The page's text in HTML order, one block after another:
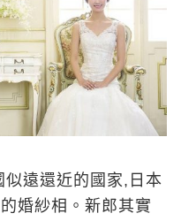
遠還近的國家,日本
婚紗相。新郎其實